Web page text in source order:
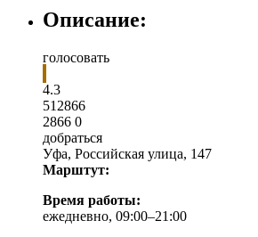
Описание:
голосовать
4.3
51 2866
2866 0
добраться
Уфа, Российская улица, 147
Марштут:
Время работы:
ежедневно, 09:00–21:00